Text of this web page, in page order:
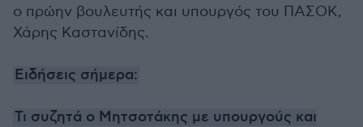
ο πρώην βουλευτής και υπουργός του ΠΑΣΟΚ,
Χάρης Καστανίδης.
Ειδήσεις σήμερα:
Τι συζητά ο Μητσοτάκης με υπουργούς και